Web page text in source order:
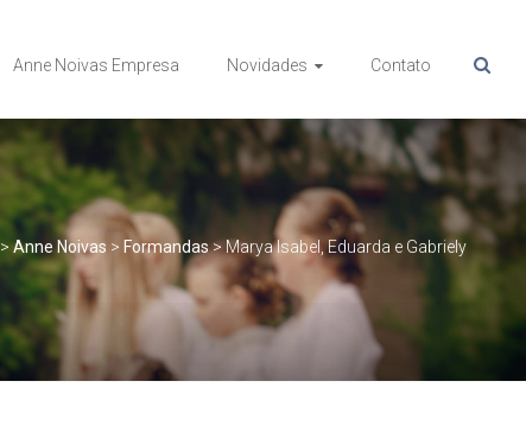
Anne Noivas Empresa Novidades Contato
>Anne Noivas > Formandas>Marya Isabel, Eduarda e Gabriely